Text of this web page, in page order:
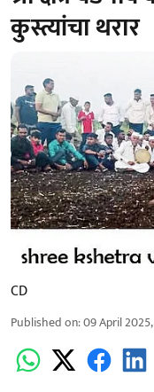
कुस्त्यांचा थरार
CD
Published on:09 April